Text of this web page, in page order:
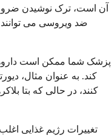
آن است، ترک نوشیدن
ضد ویروسی می
پزشک شما ممکن است
کند. به عنوان مثال،
کنند، در حالی که بتا
تغییرات رژیم غذایی